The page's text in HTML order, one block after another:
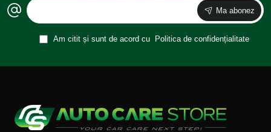
Ma abonez
Am citit și sunt de acord cu Politica de confidențialitate